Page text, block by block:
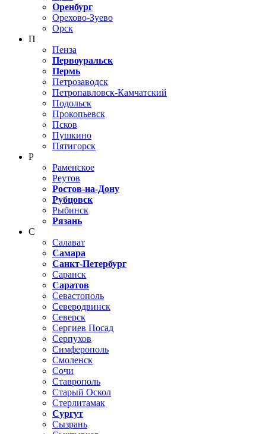
Оренбург
Орехово-Зуево
Орск
П
Пенза
Первоуральск
Пермь
Петрозаводск
Петропавловск-Камчатский
Подольск
Прокопьевск
Псков
Пушкино
Пятигорск
Р
Раменское
Реутов
Ростов-на-Дону
Рубцовск
Рыбинск
Рязань
С
Салават
Самара
Санкт-Петербург
Саранск
Саратов
Севастополь
Северодвинск
Северск
Сергиев Посад
Серпухов
Симферополь
Смоленск
Сочи
Ставрополь
Старый Оскол
Стерлитамак
Сургут
Сызрань